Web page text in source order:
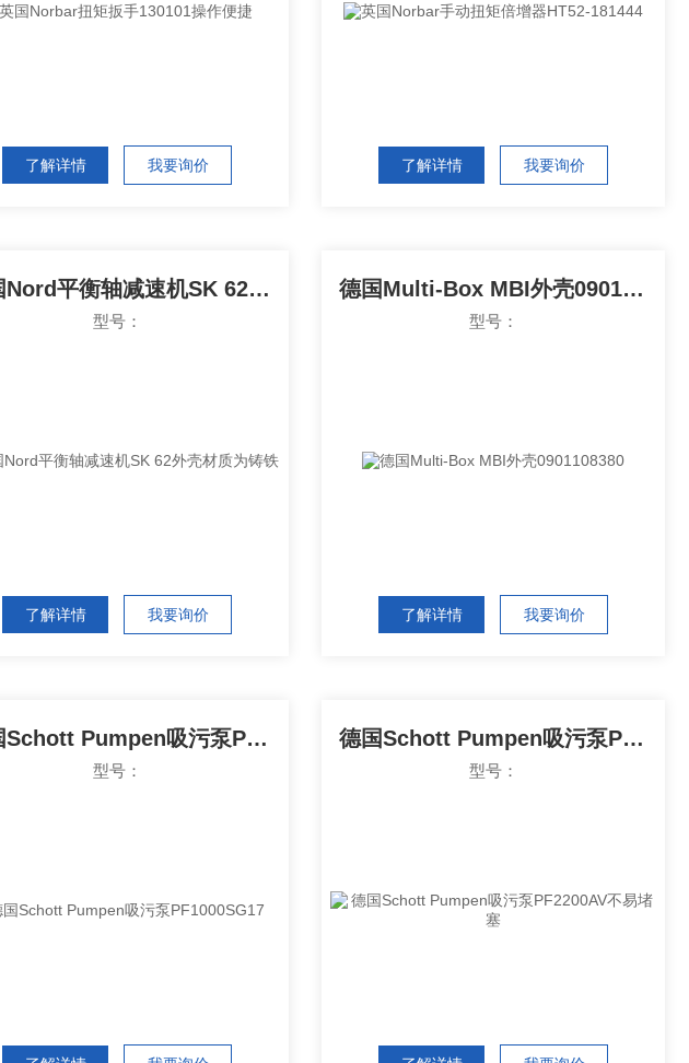
了解详情 我要询价 了解详情 我要询价
德国Nord平衡轴减速机SK 62外壳材质为铸铁
型号：
了解详情 我要询价
德国Multi-Box MBI外壳0901108380
型号：
了解详情 我要询价
德国Schott Pumpen吸污泵PF1000SG17
型号：
德国Schott Pumpen吸污泵PF2200AV不易堵塞
型号：